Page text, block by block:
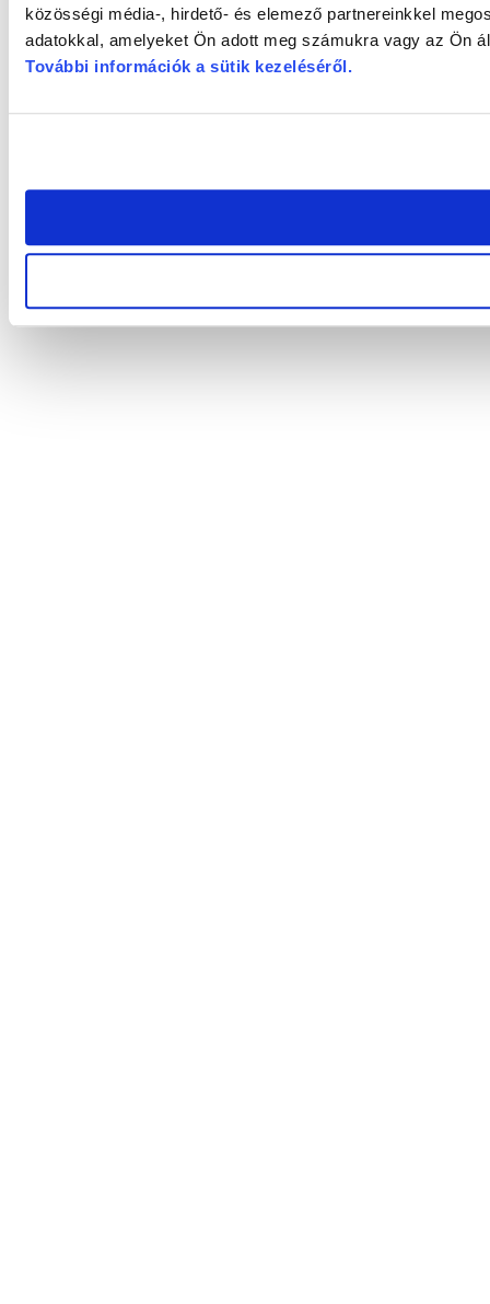
közösségi média-, hirdető- és elemező partnereinkkel
adatokkal, amelyeket Ön adott meg számukra vagy az Ön
További információk a sütik kezeléséről.